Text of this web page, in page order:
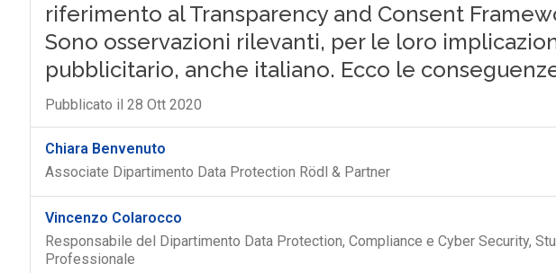
riferimento al Transparency and Consent
Sono osservazioni rilevanti, per le loro
pubblicitario, anche italiano. Ecco le
Pubblicato il 28 Ott 2020
Chiara Benvenuto
Associate Dipartimento Data Protection Rödl & Partner
Vincenzo Colarocco
Responsabile del Dipartimento Data Protection, Compliance e Cyber Security,
Professionale